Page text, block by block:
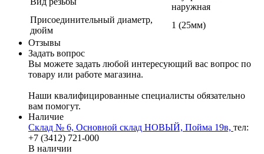
наружная
Присоединительный диаметр,
дюйм
1 (25мм)
Отзывы
Задать вопрос
Вы можете задать любой интересующий вас вопрос по
товару или работе магазина.
Наши квалифицированные специалисты обязательно
вам помогут.
Наличие
Склад № 6, Основной склад НОВЫЙ, Пойма 19в, тел:
+7 (3412) 721-000
В наличии